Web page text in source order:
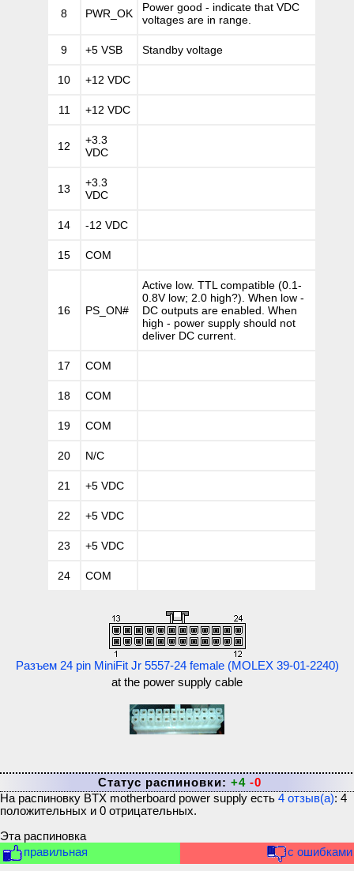
8 PWR_OK
Power good - indicate that VDC
voltages are in range.
9 +5 VSB Standby voltage
10 +12 VDC
11 +12 VDC
12
+3.3
VDC
13
+3.3
VDC
14 -12 VDC
15 COM
16 PS_ON#
Active low. TTL compatible (0.1-
0.8V low; 2.0 high?). When low -
DC outputs are enabled. When
high - power supply should not
deliver DC current.
17 COM
18 COM
19 COM
20 N/C
21 +5 VDC
22 +5 VDC
23 +5 VDC
24 COM
Разъем 24 pin MiniFit Jr 5557-24 female (MOLEX 39-01-2240)
at the power supply cable
Статус распиновки: +4 -0
На распиновку BTX motherboard power supply есть 4 отзыв(а): 4
положительных и 0 отрицательных.
Эта распиновка
правильная
с ошибками